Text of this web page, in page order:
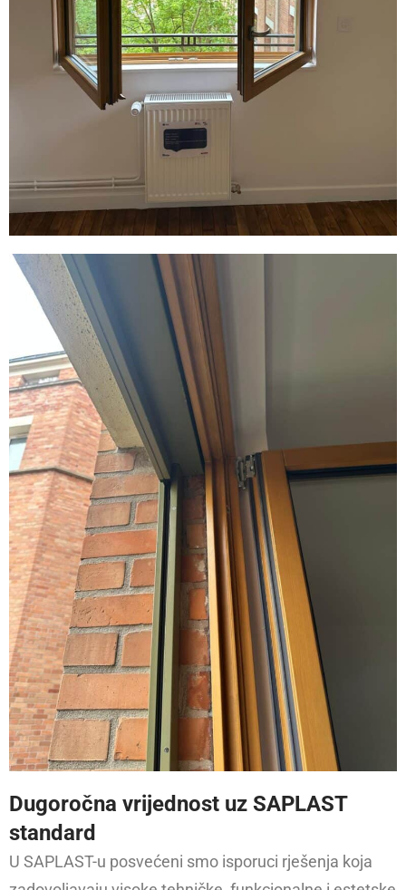
Dugoročna vrijednost uz SAPLAST
standard
U SAPLAST-u posvećeni smo isporuci rješenja koja